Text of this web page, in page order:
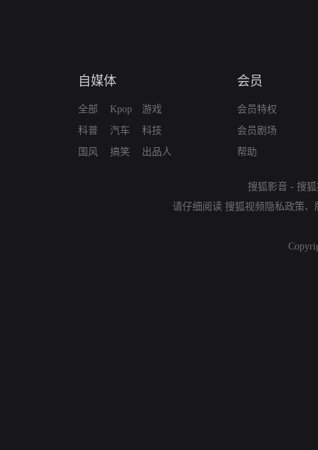
自媒体
全部
科普
国风
Kpop
汽车
搞笑
游戏
科技
出品人
会员
会员特权
会员剧场
帮助
搜狐影音 - 搜
请仔细阅读 搜狐视频隐私政策、